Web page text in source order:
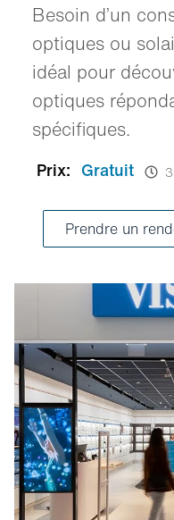
Besoin d’un
optiques ou
idéal pour
optiques
spécifiques.
Prix: Gratuit
Prendre un